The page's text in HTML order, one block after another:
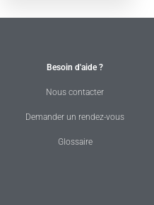
Besoin d'aide ?
Nous contacter
Demander un rendez-vous
Glossaire